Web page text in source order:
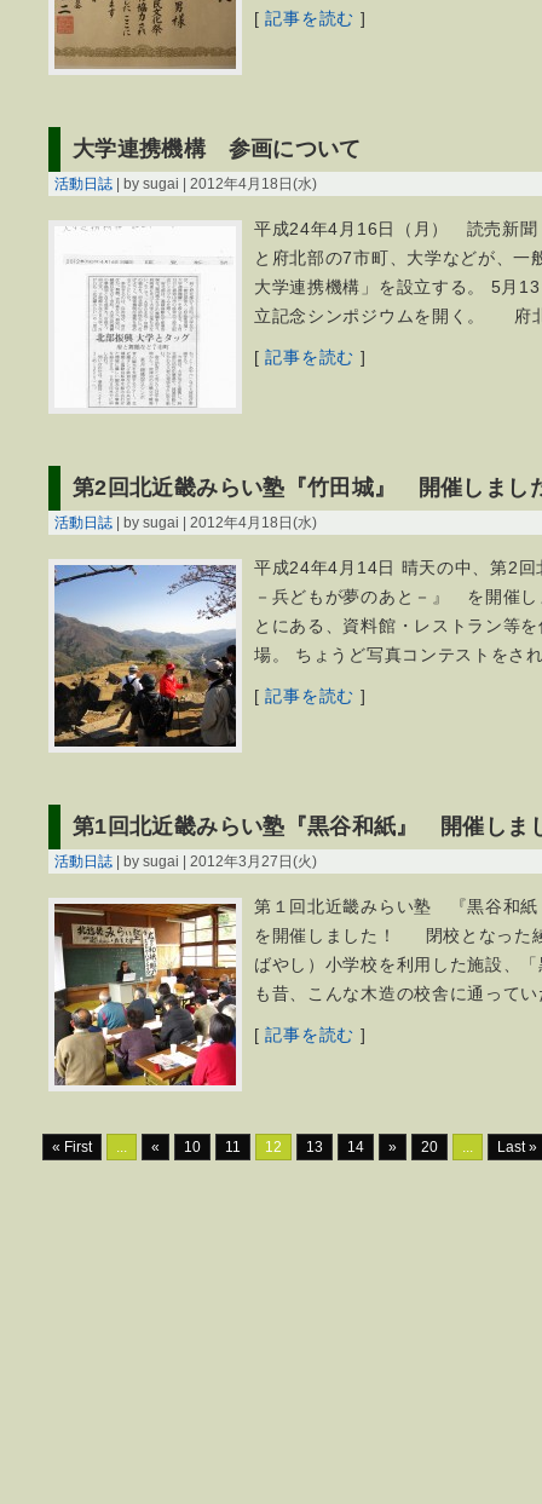
[記事を読む ]
大学連携機構 参画について
活動日誌 | by sugai | 2012年4月18日(水)
平成24年4月16日（月） 読売新
と府北部の7市町、大学などが、一
大学連携機構」を設立する。 5月
立記念シンポジウムを開く。 府
[記事を読む ]
第2回北近畿みらい塾『竹田城』 開催しまし
活動日誌 | by sugai | 2012年4月18日(水)
平成24年4月14日 晴天の中、第2
－兵どもが夢のあと－』 を開催
とにある、資料館・レストラン等
場。 ちょうど写真コンテストをさ
[記事を読む ]
第1回北近畿みらい塾『黒谷和紙』 開催しま
活動日誌 | by sugai | 2012年3月27日(火)
第１回北近畿みらい塾 『黒谷和
を開催しました！ 閉校となった
ばやし）小学校を利用した施設、
も昔、こんな木造の校舎に通って
[記事を読む ]
« First ... « 10 11 12 13 14 » 20 ... Last »